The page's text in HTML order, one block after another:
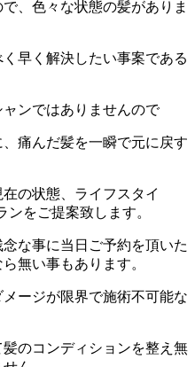
、色々な状態の髪がありま
早く解決したい事案である
ンではありませんので
痛んだ髪を一瞬で元に戻す
の状態、ライフスタイ
ンをご提案致します。
な事に当日ご予約を頂いた
無い事もあります。
ージが限界で施術不可能な
のコンディションを整え無